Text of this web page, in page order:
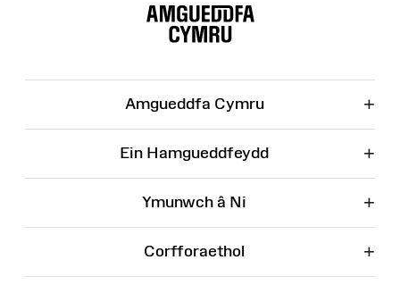
Amgueddfa Cymru +
Ein Hamgueddfeydd +
Ymunwch â Ni +
Corfforaethol +